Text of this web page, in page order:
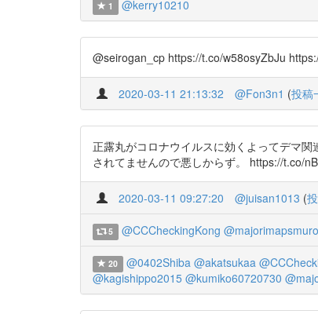
1 @kerry10210
@seirogan_cp https://t.co/w58osyZbJu
2020-03-11 21:13:32 @Fon3n1 (投稿
正露丸がコロナウイルスに効くよってデマ
されてませんので悪しからず。 https://t.co/
2020-03-11 09:27:20 @juisan1013 (
5 @CCCheckingKong
20 @0402Shiba @akatsukaa
@kagishippo2015 @kumiko60720730